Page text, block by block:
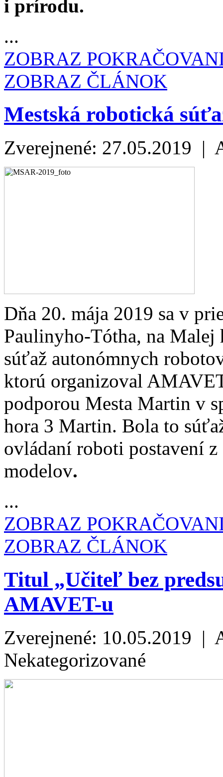
i prírodu.
...
ZOBRAZ
ZOBRAZ ČLÁNOK
Mestská robotická
Zverejnené: 27.05.2019 |
Dňa 20. mája 2019 sa v
Paulinyho-Tótha, na
súťaž autonómnych
ktorú organizoval
podporou Mesta Martin v
hora 3 Martin. Bola to
ovládaní roboti postavení
modelov.
...
ZOBRAZ
ZOBRAZ ČLÁNOK
Titul „Učiteľ bez
AMAVET-u
Zverejnené: 10.05.2019 |
Nekategorizované